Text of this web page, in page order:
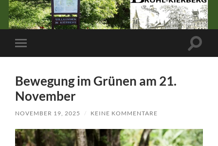
Mobile-
Menü
Bewegung im Grünen am 21.
November
NOVEMBER 19, 2025 / KEINE KOMMENTARE